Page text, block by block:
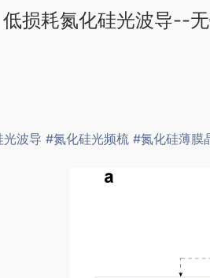
低损耗氮化硅光波导--
波导 #氮化硅光频梳 #氮化硅薄膜